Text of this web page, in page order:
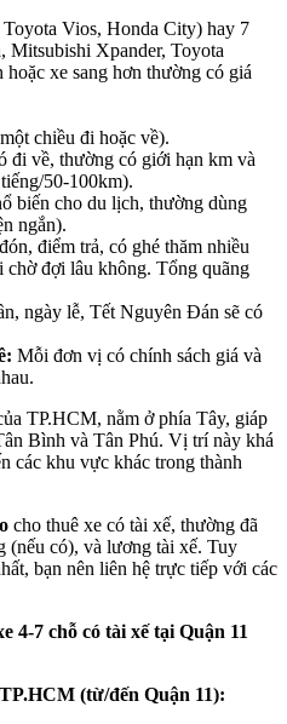
Vios, Honda City) hay 7
Mitsubishi Xpander, Toyota
xe sang hơn thường có giá
chiều đi hoặc về).
đi về, thường có giới hạn km và
50-100km).
biến cho du lịch, thường dùng
ngắn).
điểm trả, có ghé thăm nhiều
chờ đợi lâu không. Tổng quãng
ngày lễ, Tết Nguyên Đán sẽ có
Mỗi đơn vị có chính sách giá và
TP.HCM, nằm ở phía Tây, giáp
Bình và Tân Phú. Vị trí này khá
các khu vực khác trong thành
cho thuê xe có tài xế, thường đã
(nếu có), và lương tài xế. Tuy
bạn nên liên hệ trực tiếp với các
4-7 chỗ có tài xế tại Quận 11
(từ/đến Quận 11):